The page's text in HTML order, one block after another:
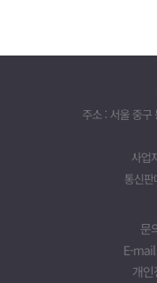
1. 회사는 합리적 사
공지함으로써 효력
2. 회사의 변경된
직접 확인할 수 있
않을 경우 등록을
경우 약관 수정에
이 약관에 명시되지
전기통신기본법,
- 회원가입정보의
- 대금지급정보의
채권소멸시효기간
- 배송정보의 경우,
(단, 상법 등 법령의
경우에는 예외로 합
위 보유기간에도
경우에는 귀하의
* 계약기간이 끝나
주소 : 서울 중구
사업
통신
문
E-
개